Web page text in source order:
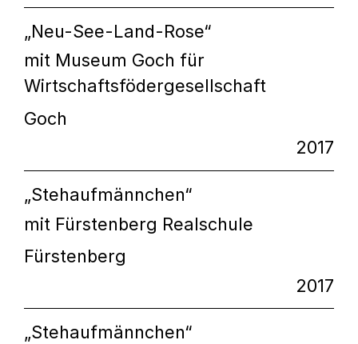
„Neu-See-Land-Rose“
mit Museum Goch für
Wirtschaftsfödergesellschaft
Goch
2017
„Stehaufmännchen“
mit Fürstenberg Realschule
Fürstenberg
2017
„Stehaufmännchen“